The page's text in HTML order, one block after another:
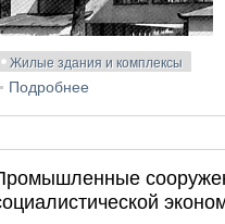
Жилые здания и комплексы
Подробнее